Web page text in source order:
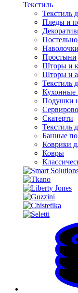
Текстиль
Текстиль
Пледы и
Наволочки
Простыни
Шторы и
Шторы и
Текстиль
Кухонные
Подушки
Скатерти
Текстиль
Банные
Коврики
Ковры